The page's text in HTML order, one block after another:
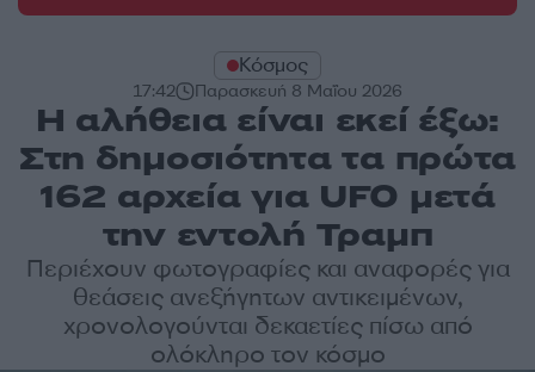
Κόσμος
17:42 Παρασκευή 8 Μαΐου 2026
Η αλήθεια είναι εκεί έξω:
Στη δημοσιότητα τα πρώτα
162 αρχεία για UFO μετά
την εντολή Τραμπ
Περιέχουν φωτογραφίες και αναφορές για
θεάσεις ανεξήγητων αντικειμένων,
χρονολογούνται δεκαετίες πίσω από
ολόκληρο τον κόσμο